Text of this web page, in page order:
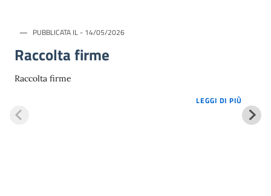
PUBBLICATA IL - 14/05/2026
Raccolta firme
Raccolta firme
LEGGI DI PIÙ